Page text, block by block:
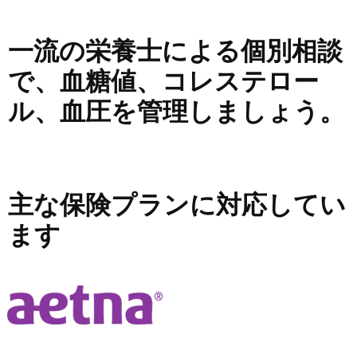
一流の栄養士による個別相談
で、血糖値、コレステロー
ル、血圧を管理しましょう。
主な保険プランに対応してい
ます